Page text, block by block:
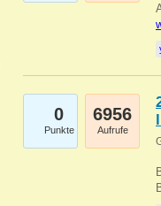
0
Punkte
6956
Aufrufe